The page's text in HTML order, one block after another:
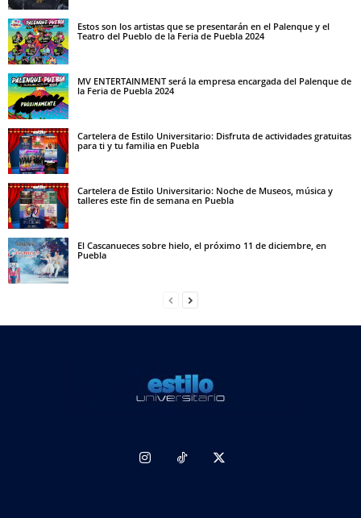
Estos son los artistas que se presentarán en el Palenque y el
Teatro del Pueblo de la Feria de Puebla 2024
MV ENTERTAINMENT será la empresa encargada del Palenque de
la Feria de Puebla 2024
Cartelera de Estilo Universitario: Disfruta de actividades gratuitas
para ti y tu familia en Puebla
Cartelera de Estilo Universitario: Noche de Museos, música y
talleres este fin de semana en Puebla
El Cascanueces sobre hielo, el próximo 11 de diciembre, en
Puebla